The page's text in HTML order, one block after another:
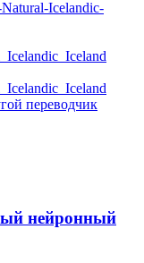
Icelandic-
переводчик
нейронный